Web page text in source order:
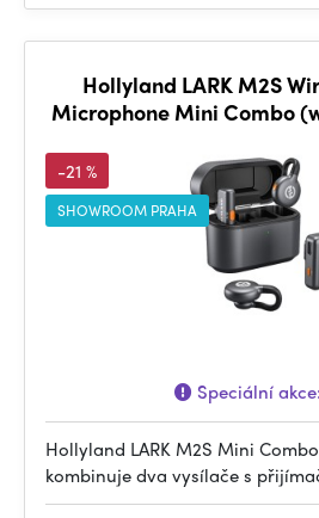
Hollyland LARK M2S
Microphone Mini Combo
-21 %
SHOWROOM PRAHA
Speciální akce:
Hollyland LARK M2S Mini
kombinuje dva vysílače s